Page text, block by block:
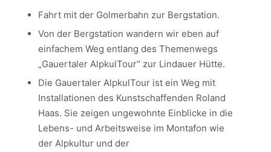
Fahrt mit der Golmerbahn zur Bergstation.
Von der Bergstation wandern wir eben auf
einfachem Weg entlang des Themenwegs
„Gauertaler AlpkulTour“ zur Lindauer Hütte.
Die Gauertaler AlpkulTour ist ein Weg mit
Installationen des Kunstschaffenden Roland
Haas. Sie zeigen ungewohnte Einblicke in die
Lebens- und Arbeitsweise im Montafon wie
der Alpkultur und der